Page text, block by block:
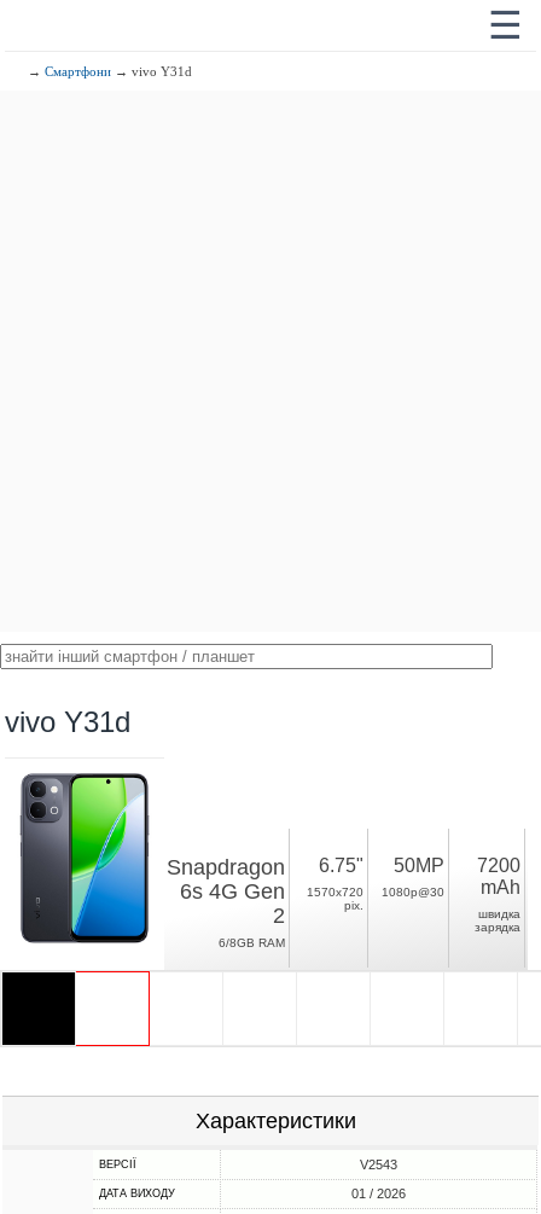
☰
→Смартфони → vivo Y31d
vivo Y31d
Snapdragon
6s 4G Gen
2
6/8GB RAM
6.75"
1570x720
pix.
50MP
1080p@30
7200
mAh
швидка
зарядка
Характеристики
ВЕРСІЇ V2543
ДАТА ВИХОДУ 01 / 2026